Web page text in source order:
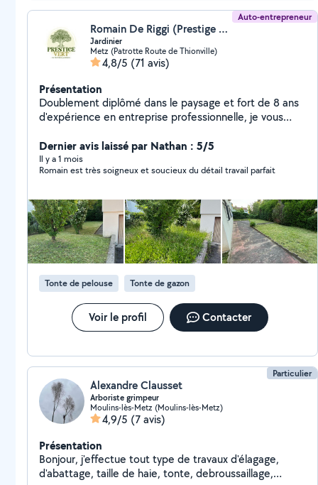
Auto-entrepreneur
Romain De Riggi (Prestige Vert)
Jardinier
Metz (Patrotte Route de Thionville)
4,8/5 (71 avis)
Présentation
Doublement diplômé dans le paysage et fort de 8 ans
d'expérience en entreprise professionnelle, je vous
Tonte de pelouse Taille de haies et d'arbustes
Débroussaillage Nettoyage haute pression (Kärcher)
Je suis équipé et à l'écoute de vos besoins pour
N'hésitez pas à me contacter pour un devis gratuit
Dernier avis laissé par Nathan : 5/5
Il y a 1 mois
Romain est très soigneux et soucieux du détail travail parfait
Tonte de pelouse Tonte de gazon
Voir le profil Contacter
Particulier
Alexandre Clausset
Arboriste grimpeur
Moulins-lès-Metz (Moulins-lès-Metz)
4,9/5 (7 avis)
Présentation
Bonjour, j'effectue tout type de travaux d'élagage,
d'abattage, taille de haie, tonte, debroussaillage,